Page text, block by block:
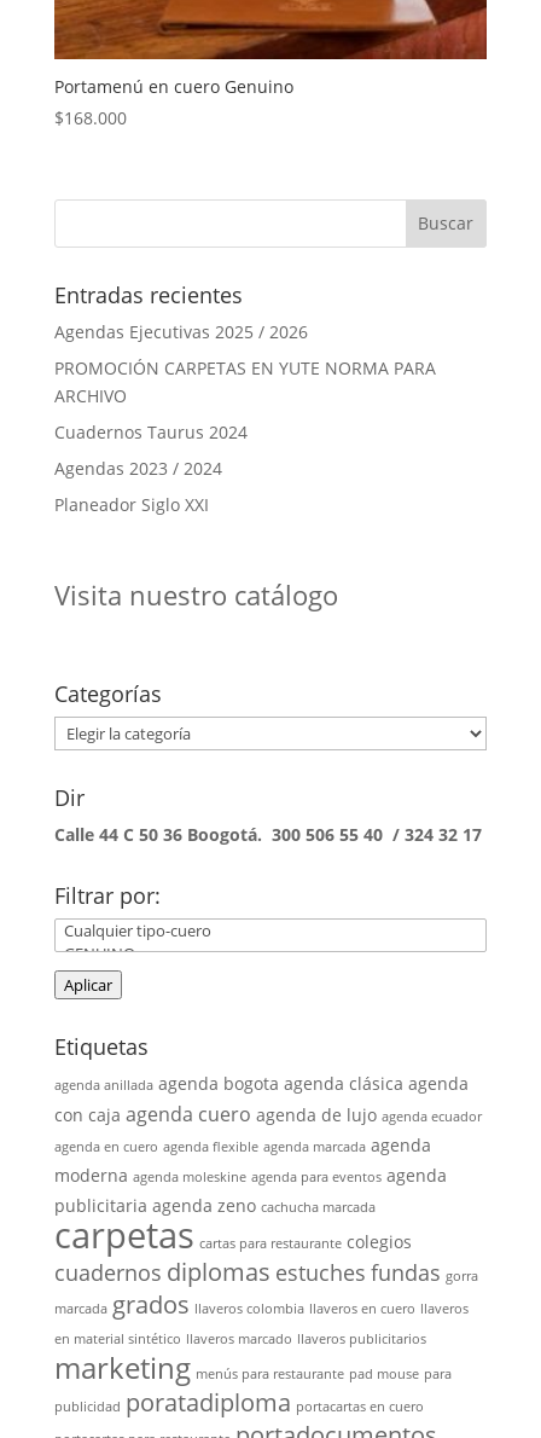
Portamenú en cuero Genuino
$168.000
Entradas recientes
Agendas Ejecutivas 2025 / 2026
PROMOCIÓN CARPETAS EN YUTE NORMA PARA
ARCHIVO
Cuadernos Taurus 2024
Agendas 2023 / 2024
Planeador Siglo XXI
Visita nuestro catálogo
Categorías
Categorías
Dir
Calle 44 C 50 36 Boogotá. 300 506 55 40 / 324 32 17
Filtrar por:
Aplicar
Etiquetas
agenda anillada agenda bogota agenda clásica agenda
con caja agenda cuero agenda de lujo agenda ecuador
agenda en cuero agenda flexible agenda marcada agenda
moderna agenda moleskine agenda para eventos agenda
publicitaria agenda zeno cachucha marcada
carpetas cartas para restaurante colegios
cuadernos diplomas estuches fundas gorra
marcada grados llaveros colombia llaveros en cuero llaveros
en material sintético llaveros marcado llaveros publicitarios
marketing menús para restaurante pad mouse para
publicidad poratadiploma portacartas en cuero